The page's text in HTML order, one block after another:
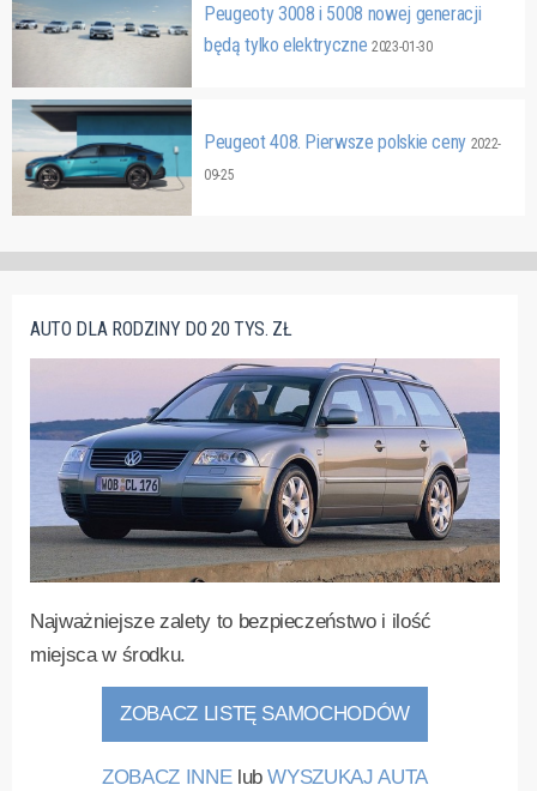
Peugeoty 3008 i 5008 nowej generacji
będą tylko elektryczne 2023-01-30
Peugeot 408. Pierwsze polskie ceny 2022-
09-25
AUTO DLA RODZINY DO 20 TYS. ZŁ
Najważniejsze zalety to bezpieczeństwo i ilość
miejsca w środku.
ZOBACZ LISTĘ SAMOCHODÓW
ZOBACZ INNElubWYSZUKAJ AUTA